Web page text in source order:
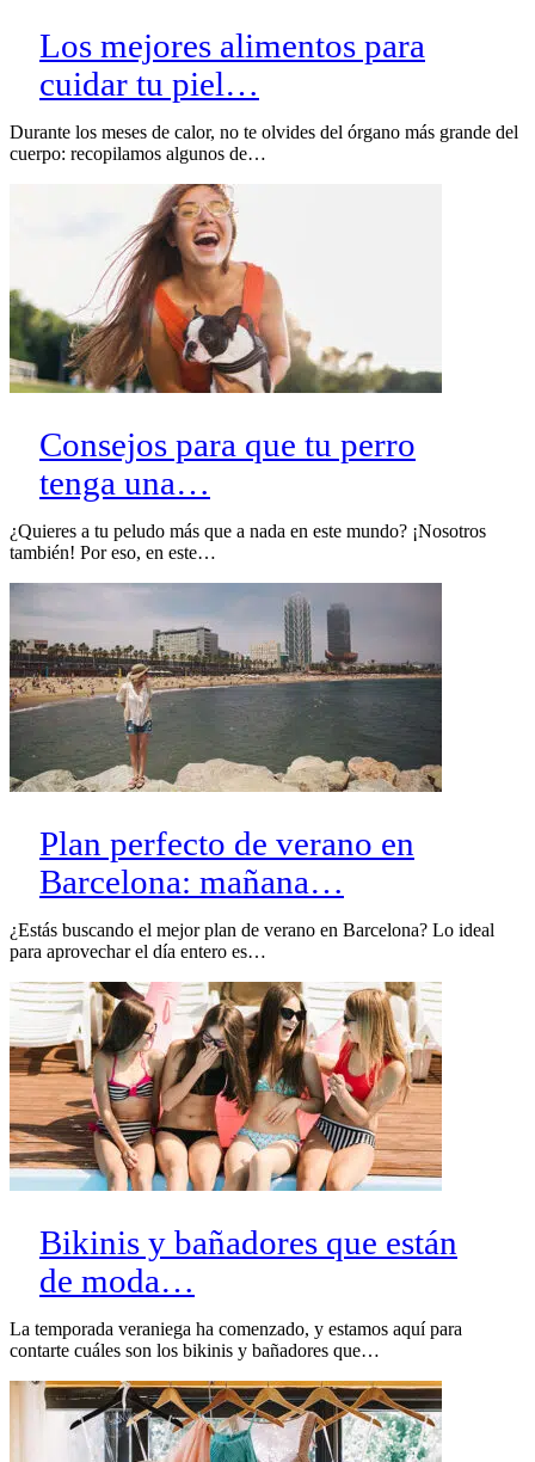
Los mejores alimentos para
cuidar tu piel…
Durante los meses de calor, no te olvides del órgano más grande del
cuerpo: recopilamos algunos de…
Consejos para que tu perro
tenga una…
¿Quieres a tu peludo más que a nada en este mundo? ¡Nosotros
también! Por eso, en este…
Plan perfecto de verano en
Barcelona: mañana…
¿Estás buscando el mejor plan de verano en Barcelona? Lo ideal
para aprovechar el día entero es…
Bikinis y bañadores que están
de moda…
La temporada veraniega ha comenzado, y estamos aquí para
contarte cuáles son los bikinis y bañadores que…